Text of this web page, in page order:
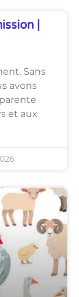
|
Sans
avons
et aux